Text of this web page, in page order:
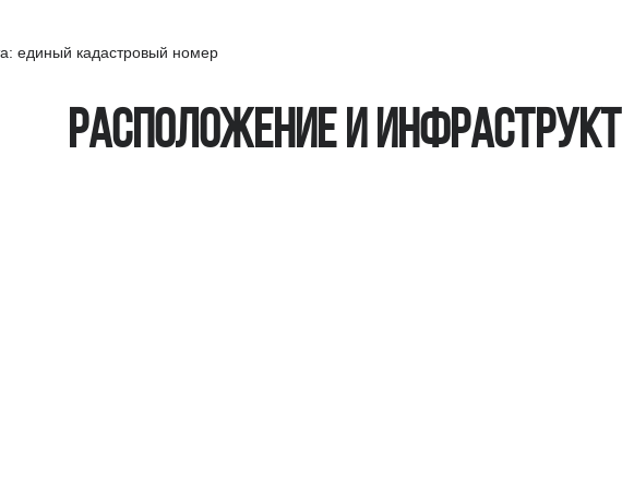
единый кадастровый номер
Расположение и